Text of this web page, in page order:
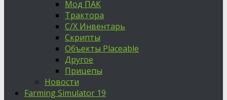
Мод ПАК
Трактора
С/Х Инвентарь
Скрипты
Объекты Placeable
Другое
Прицепы
Новости
Farming Simulator 19